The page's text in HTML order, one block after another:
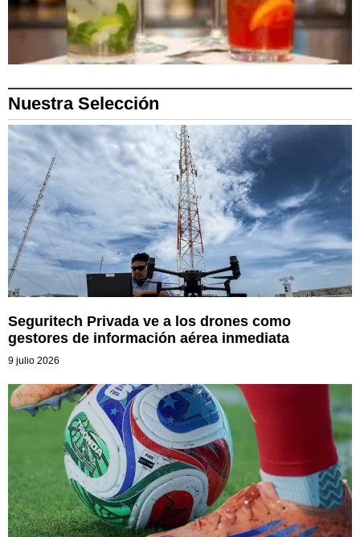
Nuestra Selección
Seguritech Privada ve a los drones como
gestores de información aérea inmediata
9 julio 2026